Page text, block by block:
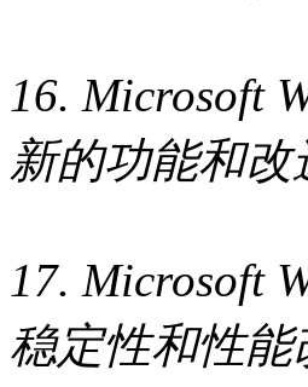
16. Microsoft
新的功能和改
17. Microsoft
稳定性和性能